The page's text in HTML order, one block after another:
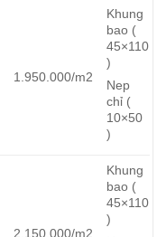
1.950.000/m2
Khung
bao (
45×110
)
Nep
chỉ (
10×50
)
2.150.000/m2
Khung
bao (
45×110
)